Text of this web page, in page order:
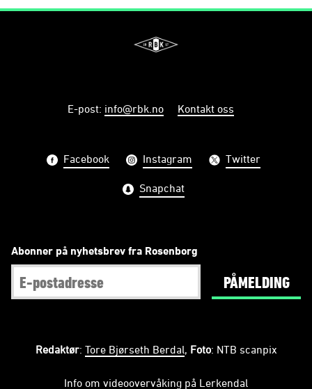
E-post: info@rbk.no Kontakt oss
Facebook Instagram Twitter
Snapchat
Abonner på nyhetsbrev fra Rosenborg
PÅMELDING
Redaktør: Tore Bjørseth Berdal, Foto: NTB scanpix
Info om videoovervåking på Lerkendal